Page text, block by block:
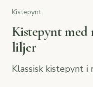
Kistepynt
Kistepynt med
liljer
Klassisk kistepynt i